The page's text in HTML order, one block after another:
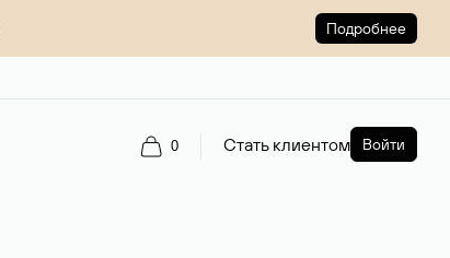
Подробнее
0 Стать клиентом Войти